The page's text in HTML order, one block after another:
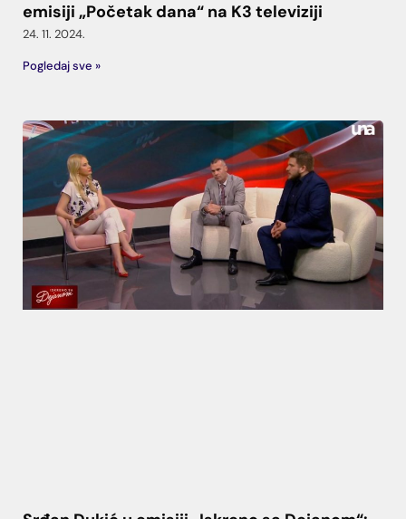
emisiji „Početak dana“ na K3 televiziji
24. 11. 2024.
Pogledaj sve »